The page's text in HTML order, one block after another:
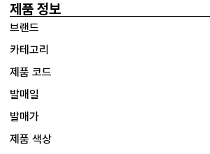
제품 정보
브랜드
카테고리
제품 코드
발매일
발매가
제품 색상